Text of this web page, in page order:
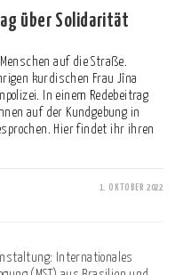
über Solidarität
auf die Straße.
kurdischen Frau Jîna
In einem Redebeitrag
auf der Kundgebung in
Hier findet ihr ihren
1. OKTOBER 2022